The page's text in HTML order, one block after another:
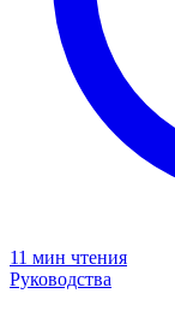
11 мин чтения
Руководства